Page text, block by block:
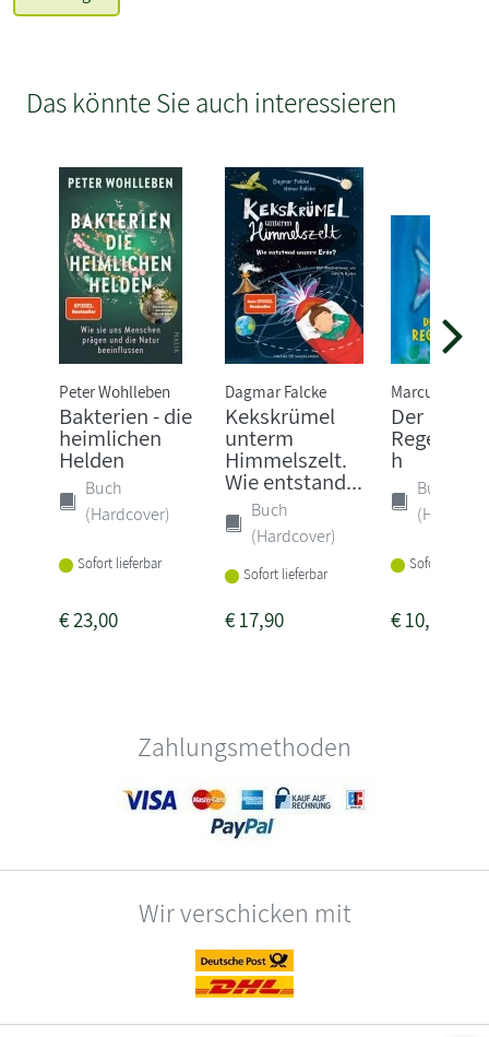
Das könnte Sie auch interessieren
Peter Wohlleben
Bakterien - die
heimlichen
Helden
Buch
(Hardcover)
Sofort lieferbar
€23,00
Dagmar Falcke
Kekskrümel
unterm
Himmelszelt.
Wie entstand...
Buch
(Hardcover)
Sofort lieferbar
€17,90
Marcus Pfister
Der
h
Buch
Sofort
€10,00
Zahlungsmethoden
Wir verschicken mit